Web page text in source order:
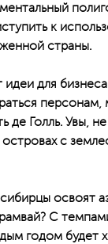
к
страны.
для
де Голль. Увы,
островах с
освоят
С
годом будет